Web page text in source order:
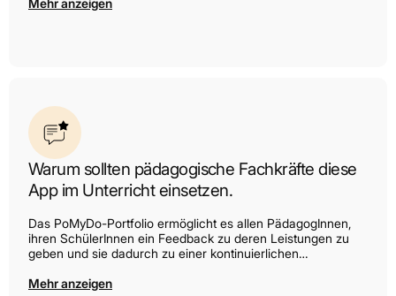
Warum sollten pädagogische Fachkräfte diese
App im Unterricht einsetzen.
Das PoMyDo-Portfolio ermöglicht es allen PädagogInnen,
ihren SchülerInnen ein Feedback zu deren Leistungen zu
geben und sie dadurch zu einer kontinuierlichen
Datenbank mit Arbeitsblättern in der Anwendung bereit, die
Mehr anzeigen